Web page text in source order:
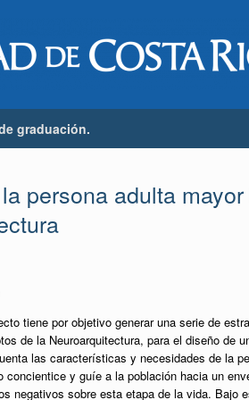
graduación.
persona adulta
tiene por objetivo generar una serie de
de la Neuroarquitectura, para el diseño de
las características y necesidades de la
concientice y guíe a la población hacia un
negativos sobre esta etapa de la vida. Bajo